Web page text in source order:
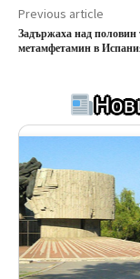
Previous article
Задържаха над половин
метамфетамин в